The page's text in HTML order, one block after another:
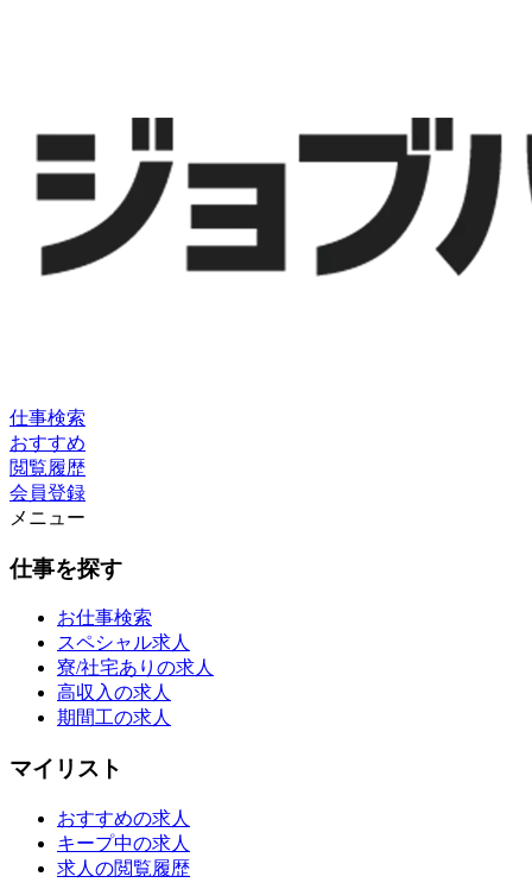
仕事検索
おすすめ
閲覧履歴
会員登録
メニュー
仕事を探す
お仕事検索
スペシャル求人
寮/社宅ありの求人
高収入の求人
期間工の求人
マイリスト
おすすめの求人
キープ中の求人
求人の閲覧履歴